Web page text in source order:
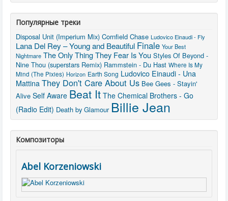
Популярные треки
Disposal Unit (Imperium Mix) Cornfield Chase Ludovico Einaudi - Fly
Lana Del Rey – Young and Beautiful Finale Your Best
Nightmare The Only Thing They Fear Is You Styles Of Beyond -
Nine Thou (superstars Remix) Rammstein - Du Hast Where Is My
Mind (The Pixies) Horizon Earth Song Ludovico Einaudi - Una
Mattina They Don't Care About Us Bee Gees - Stayin'
Alive Self Aware Beat It The Chemical Brothers - Go
(Radio Edit) Death by Glamour Billie Jean
Композиторы
Abel Korzeniowski